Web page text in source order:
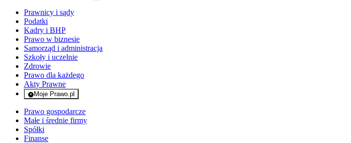
Prawnicy i sądy
Podatki
Kadry i BHP
Prawo w biznesie
Samorząd i administracja
Szkoły i uczelnie
Zdrowie
Prawo dla każdego
Akty Prawne
Moje Prawo.pl
- rejestracja i logowanie do serwisu
Prawo gospodarcze
Małe i średnie firmy
Spółki
Finanse